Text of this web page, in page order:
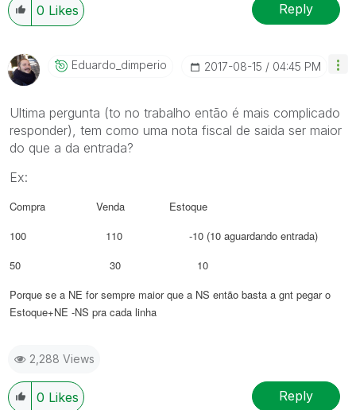
0 Likes Reply
Eduardo_dimperiO ‎2017-08-15 04:45 PM
Ultima pergunta (to no trabalho então é mais complicado
responder), tem como uma nota fiscal de saida ser maior
do que a da entrada?
Ex:
Compra Venda Estoque
100 110 -10 (10 aguardando entrada)
50 30 10
Porque se a NE for sempre maior que a NS então basta a gnt pegar o
Estoque+NE -NS pra cada linha
2,288 Views
0 Likes Reply